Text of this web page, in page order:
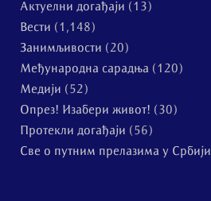
Актуелни догађаји (13)
Вести (1,148)
Занимљивости (20)
Међународна сарадња (120)
Медији (52)
Опрез! Изабери живот! (30)
Протекли догађаји (56)
Све о путним прелазима у Србији